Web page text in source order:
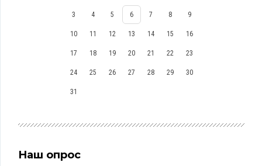
3 4 5 6 7 8 9
10 11 12 13 14 15 16
17 18 19 20 21 22 23
24 25 26 27 28 29 30
31
Наш опрос